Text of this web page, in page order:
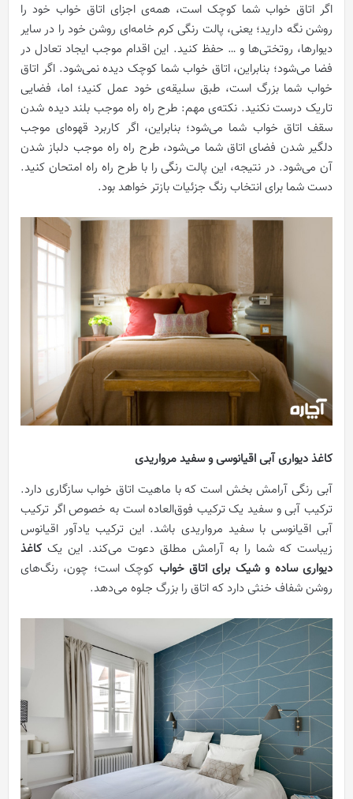
اگر اتاق خواب شما کوچک است، همه‌ی اجزای اتاق خواب خود را
روشن نگه دارید؛ یعنی، پالت رنگی کرم خامه‌ای روشن خود را در سایر
دیوارها، روتختی‌ها و … حفظ کنید. این اقدام موجب ایجاد تعادل در
فضا می‌شود؛ بنابراین، اتاق خواب شما کوچک دیده نمی‌شود. اگر اتاق
خواب شما بزرگ است، طبق سلیقه‌ی خود عمل کنید؛ اما، فضایی
تاریک درست نکنید. نکته‌ی مهم: طرح راه راه موجب بلند دیده شدن
سقف اتاق خواب شما می‌شود؛ بنابراین، اگر کاربرد قهوه‌ای موجب
دلگیر شدن فضای اتاق شما می‌شود، طرح راه راه موجب دلباز شدن
آن می‌شود. در نتیجه، این پالت رنگی را با طرح راه راه امتحان کنید.
دست شما برای انتخاب رنگ جزئیات بازتر خواهد بود.
کاغذ دیواری آبی اقیانوسی و سفید مرواریدی
آبی رنگی آرامش بخش است که با ماهیت اتاق خواب سازگاری دارد.
ترکیب آبی و سفید یک ترکیب فوق‌العاده است به خصوص اگر ترکیب
آبی اقیانوسی با سفید مرواریدی باشد. این ترکیب یادآور اقیانوس
زیباست که شما را به آرامش مطلق دعوت می‌کند. این یک کاغذ
دیواری ساده و شیک برای اتاق خواب کوچک است؛ چون، رنگ‌های
روشن شفاف خنثی دارد که اتاق را بزرگ جلوه می‌دهد.